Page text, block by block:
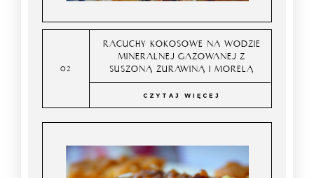
RACUCHY KOKOSOWE NA WODZIE
MINERALNEJ GAZOWANEJ Z
SUSZONĄ ŻURAWINĄ I MORELĄ
CZYTAJ WIĘCEJ